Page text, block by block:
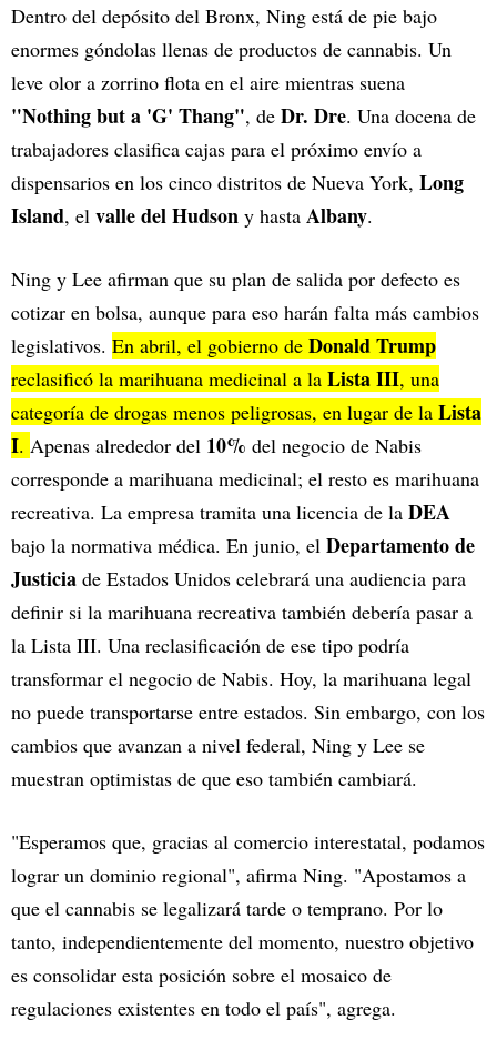
Dentro del depósito del Bronx, Ning está de pie bajo
enormes góndolas llenas de productos de cannabis. Un
leve olor a zorrino flota en el aire mientras suena
"Nothing but a 'G' Thang", de Dr. Dre. Una docena de
trabajadores clasifica cajas para el próximo envío a
dispensarios en los cinco distritos de Nueva York, Long
Island, el valle del Hudson y hasta Albany.
Ning y Lee afirman que su plan de salida por defecto es
cotizar en bolsa, aunque para eso harán falta más cambios
legislativos. En abril, el gobierno de Donald Trump
reclasificó la marihuana medicinal a la Lista III, una
categoría de drogas menos peligrosas, en lugar de la Lista
I. Apenas alrededor del 10% del negocio de Nabis
corresponde a marihuana medicinal; el resto es marihuana
recreativa. La empresa tramita una licencia de la DEA
bajo la normativa médica. En junio, el Departamento de
Justicia de Estados Unidos celebrará una audiencia para
definir si la marihuana recreativa también debería pasar a
la Lista III. Una reclasificación de ese tipo podría
transformar el negocio de Nabis. Hoy, la marihuana legal
no puede transportarse entre estados. Sin embargo, con los
cambios que avanzan a nivel federal, Ning y Lee se
muestran optimistas de que eso también cambiará.
"Esperamos que, gracias al comercio interestatal, podamos
lograr un dominio regional", afirma Ning. "Apostamos a
que el cannabis se legalizará tarde o temprano. Por lo
tanto, independientemente del momento, nuestro objetivo
es consolidar esta posición sobre el mosaico de
regulaciones existentes en todo el país", agrega.